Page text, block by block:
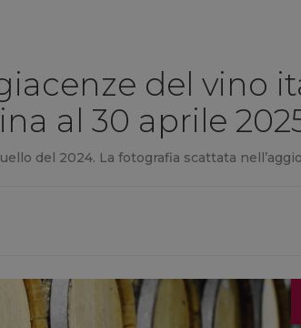
del vino
al 30 aprile
del 2024. La fotografia scattata